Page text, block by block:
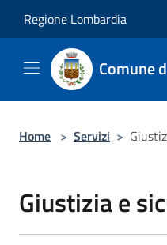
Regione Lombardia
Comune
Home > Servizi >
Giustizia e